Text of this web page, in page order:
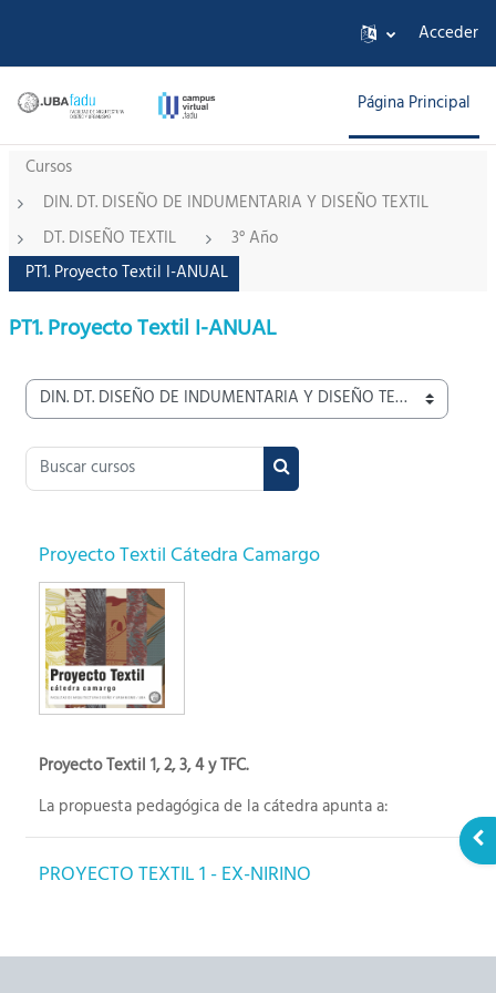
Acceder
Página Principal
Cursos
DIN. DT. DISEÑO DE INDUMENTARIA Y DISEÑO TEXTIL
DT. DISEÑO TEXTIL
3° Año
PT1. Proyecto Textil I-ANUAL
PT1. Proyecto Textil I-ANUAL
Categorías
Buscar cursos
Buscar cursos
Proyecto Textil Cátedra Camargo
Proyecto Textil 1, 2, 3, 4 y TFC.
La propuesta pedagógica de la cátedra apunta a:
del ámbito laboral,
PROYECTO TEXTIL 1 - EX-NIRINO